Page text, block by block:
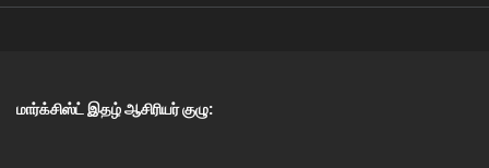
மார்க்சிஸ்ட் இதழ் ஆசிரியர் குழு: